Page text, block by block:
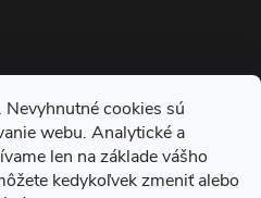
cookies sú
webu. Analytické a
len na základe vášho
kedykoľvek zmeniť alebo